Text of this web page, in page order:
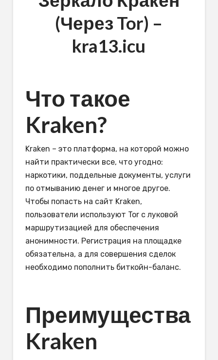
(Через Tor) –
kra13.icu
Что такое
Kraken?
Kraken – это платформа, на которой можно
найти практически все, что угодно:
наркотики, поддельные документы, услуги
по отмыванию денег и многое другое.
Чтобы попасть на сайт Kraken,
пользователи используют Tor с луковой
маршрутизацией для обеспечения
анонимности. Регистрация на площадке
обязательна, а для совершения сделок
необходимо пополнить биткойн-баланс.
Преимущества
Kraken